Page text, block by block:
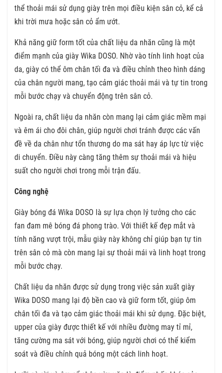
thể thoải mái sử dụng giày trên mọi điều kiện sân cỏ, kể cả
khi trời mưa hoặc sân cỏ ẩm ướt.
Khả năng giữ form tốt của chất liệu da nhăn cũng là một
điểm mạnh của giày Wika DOSO. Nhờ vào tính linh hoạt của
da, giày có thể ôm chân tối đa và điều chỉnh theo hình dáng
của chân người mang, tạo cảm giác thoải mái và tự tin trong
mỗi bước chạy và chuyển động trên sân cỏ.
Ngoài ra, chất liệu da nhăn còn mang lại cảm giác mềm mại
và êm ái cho đôi chân, giúp người chơi tránh được các vấn
đề về da chân như tổn thương do ma sát hay áp lực từ việc
di chuyển. Điều này càng tăng thêm sự thoải mái và hiệu
suất cho người chơi trong mỗi trận đấu.
Công nghệ
Giày bóng đá Wika DOSO là sự lựa chọn lý tưởng cho các
fan đam mê bóng đá phong trào. Với thiết kế đẹp mắt và
tính năng vượt trội, mẫu giày này không chỉ giúp bạn tự tin
trên sân cỏ mà còn mang lại sự thoải mái và linh hoạt trong
mỗi bước chạy.
Chất liệu da nhăn được sử dụng trong việc sản xuất giày
Wika DOSO mang lại độ bền cao và giữ form tốt, giúp ôm
chân tối đa và tạo cảm giác thoải mái khi sử dụng. Đặc biệt,
upper của giày được thiết kế với nhiều đường may tỉ mỉ,
tăng cường ma sát với bóng, giúp người chơi có thể kiểm
soát và điều chỉnh quả bóng một cách linh hoạt.